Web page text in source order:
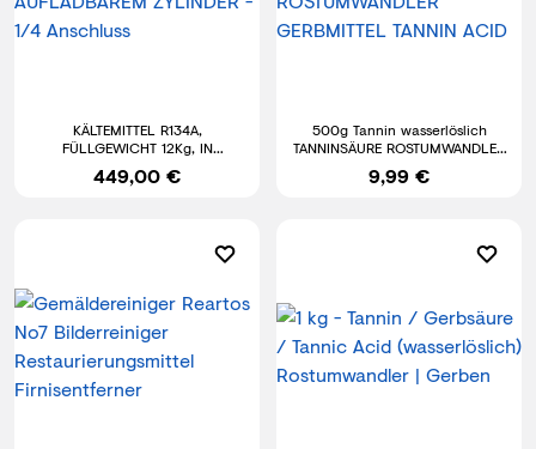
KÄLTEMITTEL R134A,
FÜLLGEWICHT 12Kg, IN
AUFLADBAREM ZYLINDER - 1/4
Anschluss
449,00 €
500g Tannin wasserlöslich
TANNINSÄURE ROSTUMWANDLER
GERBMITTEL TANNIN ACID
9,99 €